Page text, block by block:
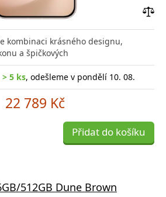
kombinaci krásného designu,
a špičkových
5 ks, odešleme v pondělí 10. 08.
22 789 Kč
Přidat do košíku
512GB Dune Brown